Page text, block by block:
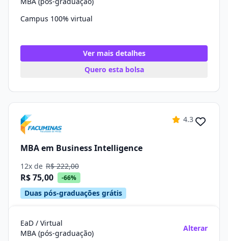
Campus 100% virtual
Ver mais detalhes
Quero esta bolsa
4.3
MBA em Business Intelligence
12x de R$ 222,00
R$ 75,00 -66%
Duas pós-graduações grátis
EaD / Virtual
MBA (pós-graduação)
Alterar